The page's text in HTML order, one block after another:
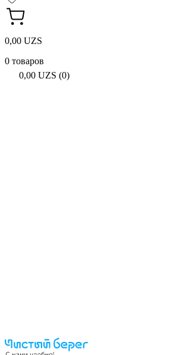
0,00 UZS
0 товаров
0,00 UZS (0)